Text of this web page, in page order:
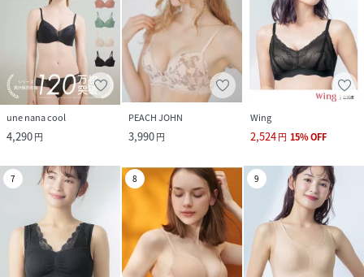
une nana cool
4,290円
PEACH JOHN
3,990円
Wing
2,524円 15%OFF
7 8 9